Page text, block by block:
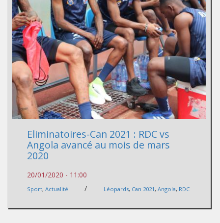
Eliminatoires-Can 2021 : RDC vs
Angola avancé au mois de mars
2020
20/01/2020 - 11:00
Sport, Actualité / Léopards, Can 2021, Angola, RDC